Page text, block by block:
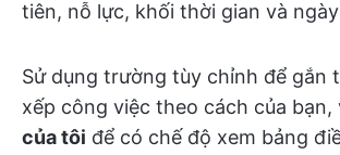
tiên, nỗ lực, khối thời gian và
Sử dụng trường tùy chỉnh để gắn
xếp công việc theo cách của bạn,
của tôi để có chế độ xem bảng